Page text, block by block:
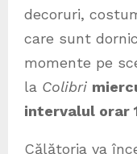
decoruri,
care sunt
momente pe
la Colibri
intervalul orar
Călătoria va